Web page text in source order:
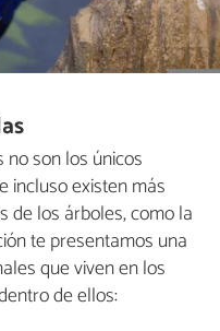
son los únicos
incluso existen más
de los árboles, como la
te presentamos una
que viven en los
de ellos: